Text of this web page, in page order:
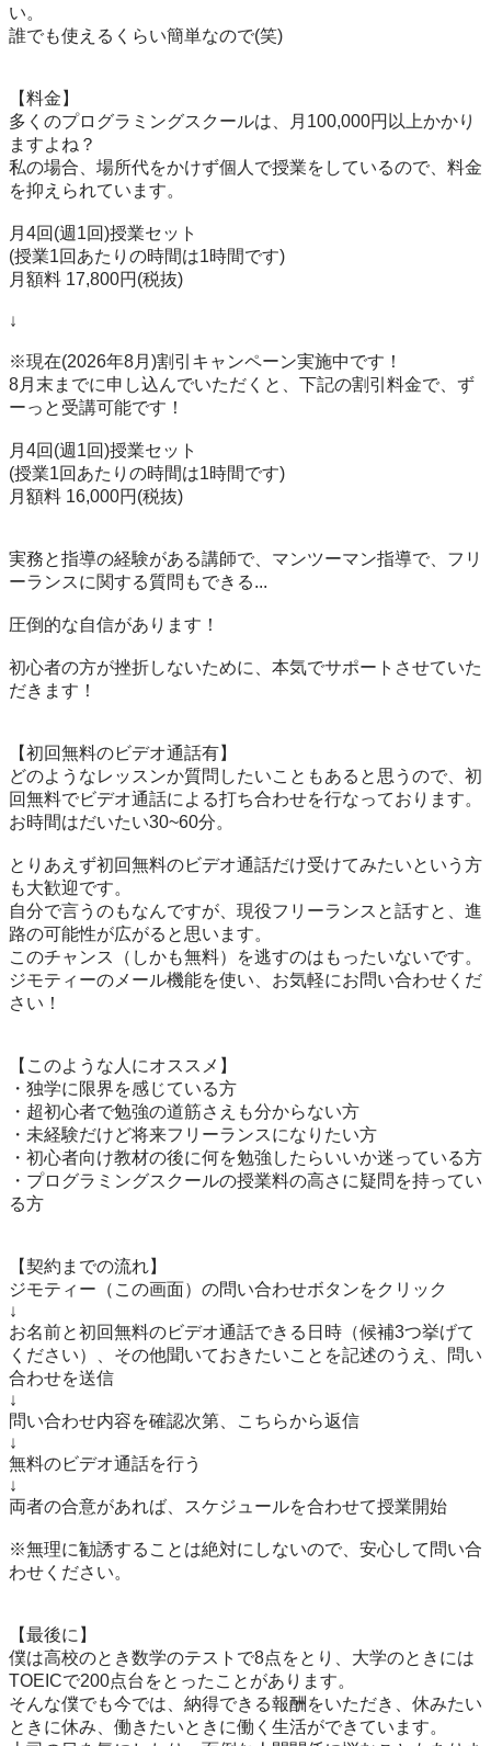
い。
誰でも使えるくらい簡単なので(笑)
【料金】
多くのプログラミングスクールは、月100,000円以上かかり
ますよね？
私の場合、場所代をかけず個人で授業をしているので、料金
を抑えられています。
月4回(週1回)授業セット
(授業1回あたりの時間は1時間です)
月額料 17,800円(税抜)
↓
※現在(2026年8月)割引キャンペーン実施中です！
8月末までに申し込んでいただくと、下記の割引料金で、ず
ーっと受講可能です！
月4回(週1回)授業セット
(授業1回あたりの時間は1時間です)
月額料 16,000円(税抜)
実務と指導の経験がある講師で、マンツーマン指導で、フリ
ーランスに関する質問もできる...
圧倒的な自信があります！
初心者の方が挫折しないために、本気でサポートさせていた
だきます！
【初回無料のビデオ通話有】
どのようなレッスンか質問したいこともあると思うので、初
回無料でビデオ通話による打ち合わせを行なっております。
お時間はだいたい30~60分。
とりあえず初回無料のビデオ通話だけ受けてみたいという方
も大歓迎です。
自分で言うのもなんですが、現役フリーランスと話すと、進
路の可能性が広がると思います。
このチャンス（しかも無料）を逃すのはもったいないです。
ジモティーのメール機能を使い、お気軽にお問い合わせくだ
さい！
【このような人にオススメ】
・独学に限界を感じている方
・超初心者で勉強の道筋さえも分からない方
・未経験だけど将来フリーランスになりたい方
・初心者向け教材の後に何を勉強したらいいか迷っている方
・プログラミングスクールの授業料の高さに疑問を持ってい
る方
【契約までの流れ】
ジモティー（この画面）の問い合わせボタンをクリック
↓
お名前と初回無料のビデオ通話できる日時（候補3つ挙げて
ください）、その他聞いておきたいことを記述のうえ、問い
合わせを送信
↓
問い合わせ内容を確認次第、こちらから返信
↓
無料のビデオ通話を行う
↓
両者の合意があれば、スケジュールを合わせて授業開始
※無理に勧誘することは絶対にしないので、安心して問い合
わせください。
【最後に】
僕は高校のとき数学のテストで8点をとり、大学のときには
TOEICで200点台をとったことがあります。
そんな僕でも今では、納得できる報酬をいただき、休みたい
ときに休み、働きたいときに働く生活ができています。